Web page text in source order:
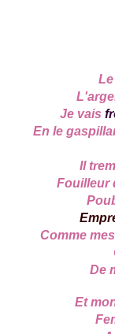
Je vais
En le
Il
Fouilleur
Comme
De
Et